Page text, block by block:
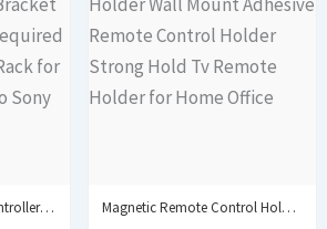
Wall Mounted Game Controller Bracket Bracket Base No... Magnetic Remote Control Holder Wall Mount Adhesive Remote...